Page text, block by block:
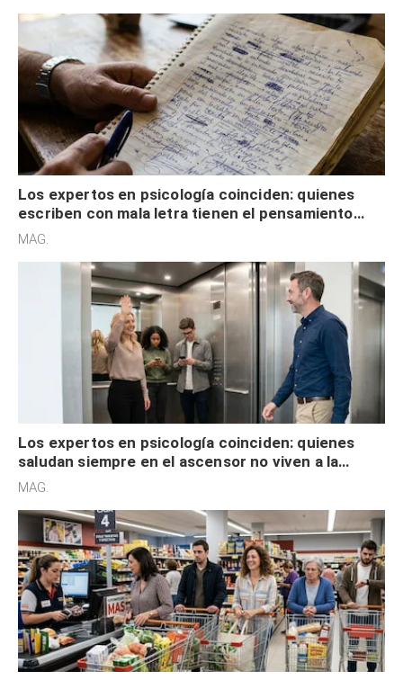
Los expertos en psicología coinciden: quienes
escriben con mala letra tienen el pensamiento
acelerado y no lo hacen por desinterés
MAG.
Los expertos en psicología coinciden: quienes
saludan siempre en el ascensor no viven a la
defensiva y tienen apertura social
MAG.